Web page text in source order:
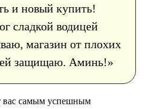
и новый купить!
сладкой водицей
магазин от плохих
защищаю. Аминь!»
вас самым успешным